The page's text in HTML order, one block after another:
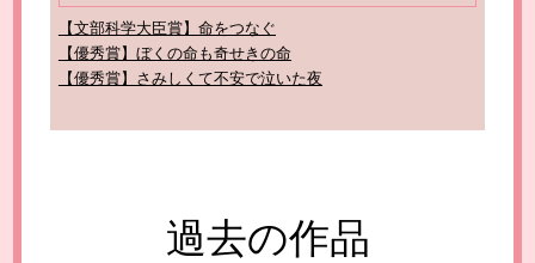
【文部科学大臣賞】命をつなぐ
【優秀賞】ぼくの命も奇せきの命
【優秀賞】さみしくて不安で泣いた夜
過去の作品